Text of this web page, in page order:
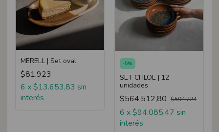
MERELL | Set oval
$81.923
6 x$13.653,83 sin
interés
-5%
SET CHLOE | 12
unidades
$564.512,80 $594.224
6 x$94.085,47 sin
interés